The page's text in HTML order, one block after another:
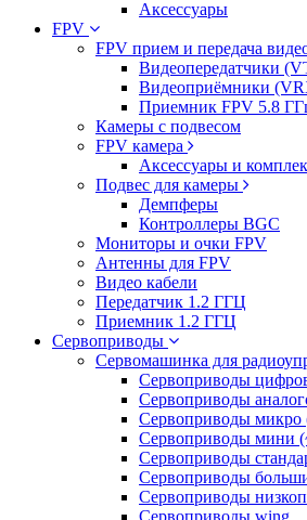
Аксессуары
FPV
FPV прием и передача
Видеопередатчики
Видеоприёмники
Приемник FPV 5.8
Камеры с подвесом
FPV камера
Аксессуары и
Подвес для камеры
Демпферы
Контроллеры BGC
Мониторы и очки FPV
Антенны для FPV
Видео кабели
Передатчик 1.2 ГГЦ
Приемник 1.2 ГГЦ
Сервоприводы
Сервомашинка для
Сервоприводы
Сервоприводы
Сервоприводы микро
Сервоприводы мини
Сервоприводы
Сервоприводы
Сервоприводы
Сервоприводы wing